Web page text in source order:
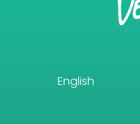
English